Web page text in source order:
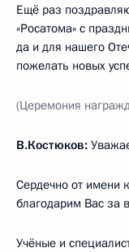
Ещё раз
«Росатома» с
да и для нашего
пожелать новых
(Церемония
В.Костюков:
Сердечно от имени
благодарим Вас за
Учёные и